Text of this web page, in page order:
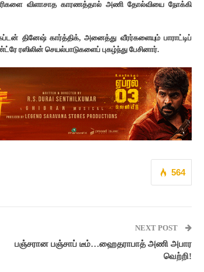
விளாசாத காரணத்தால் அணி தோல்வியை நோக்கி
தினேஷ் கார்த்திக், அனைத்து வீரர்களையும் பாராட்டிப்
ரஸிலின் செயல்பாடுகளைப் புகழ்ந்து பேசினார்.
564
NEXT POST
பஞ்சரான பஞ்சாப் டீம்…ஹைதராபாத் அணி அபார
வெற்றி!